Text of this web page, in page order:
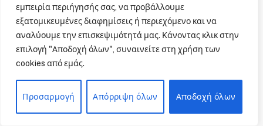
εμπειρία περιήγησής σας, να προβάλλουμε
εξατομικευμένες διαφημίσεις ή περιεχόμενο και να
αναλύουμε την επισκεψιμότητά μας. Κάνοντας κλικ στην
επιλογή "Αποδοχή όλων", συναινείτε στη χρήση των
cookies από εμάς.
Προσαρμογή Απόρριψη όλων Αποδοχή όλων
Πολιτική απορρήτου
Πνευματική Ιδιοκτησία
Επικοινωνία